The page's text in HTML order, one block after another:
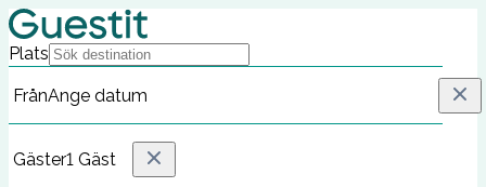
Plats
FrånAnge datum
Gäster1 Gäst